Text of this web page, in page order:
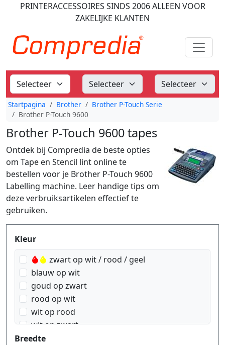
PRINTERACCESSOIRES SINDS 2006ALLEEN VOOR
ZAKELIJKE KLANTEN
Startpagina Brother
Brother P-Touch Serie
Brother P-Touch 9600
Brother P-Touch 9600 tapes
Ontdek bij Compredia de beste opties
om Tape en Stencil lint online te
bestellen voor je Brother P-Touch 9600
Labelling machine. Leer handige tips om
deze verbruiksartikelen effectief te
gebruiken.
Produktfilter
Kleur
zwart op wit / rood / geel
blauw op wit
goud op zwart
rood op wit
wit op rood
wit op zwart
zwart op blauw
Breedte